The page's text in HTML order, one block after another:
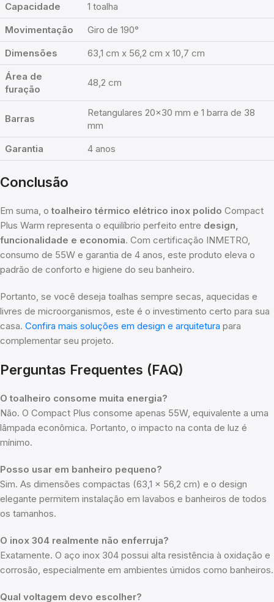
Capacidade
1 toalha
Movimentação
Giro de 190°
Dimensões
63,1 cm x 56,2 cm x 10,7 cm
Área de
furação
48,2 cm
Barras
Retangulares 20×30 mm e 1 barra de 38
mm
Garantia
4 anos
Conclusão
Em suma, o toalheiro térmico elétrico inox polido Compact
Plus Warm representa o equilíbrio perfeito entre design,
funcionalidade e economia. Com certificação INMETRO,
consumo de 55W e garantia de 4 anos, este produto eleva o
padrão de conforto e higiene do seu banheiro.
Portanto, se você deseja toalhas sempre secas, aquecidas e
livres de microorganismos, este é o investimento certo para sua
casa. Confira mais soluções em design e arquitetura para
complementar seu projeto.
Perguntas Frequentes (FAQ)
O toalheiro consome muita energia?
Não. O Compact Plus consome apenas 55W, equivalente a uma
lâmpada econômica. Portanto, o impacto na conta de luz é
mínimo.
Posso usar em banheiro pequeno?
Sim. As dimensões compactas (63,1 x 56,2 cm) e o design
elegante permitem instalação em lavabos e banheiros de todos
os tamanhos.
O inox 304 realmente não enferruja?
Exatamente. O aço inox 304 possui alta resistência à oxidação e
corrosão, especialmente em ambientes úmidos como banheiros.
Qual voltagem devo escolher?